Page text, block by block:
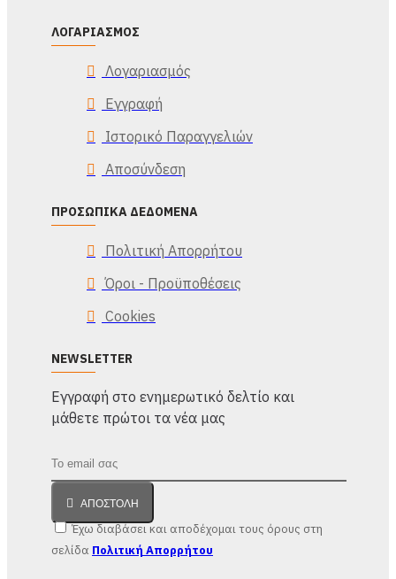
ΛΟΓΑΡΙΑΣΜΌΣ
Λογαριασμός
Εγγραφή
Ιστορικό Παραγγελιών
Αποσύνδεση
ΠΡΟΣΩΠΙΚΆ ΔΕΔΟΜΈΝΑ
Πολιτική Απορρήτου
Όροι - Προϋποθέσεις
Cookies
NEWSLETTER
Eγγραφή στο ενημερωτικό δελτίο και
μάθετε πρώτοι τα νέα μας
ΑΠΟΣΤΟΛΉ
Έχω διαβάσει και αποδέχομαι τους όρους στη
σελίδα Πολιτική Απορρήτου